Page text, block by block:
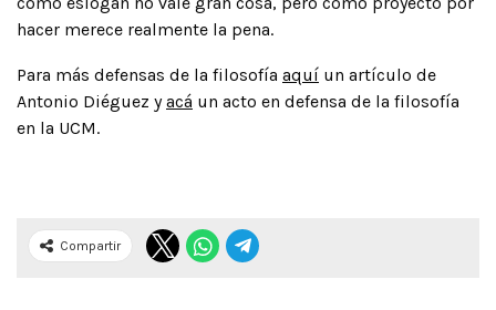
hacer merece realmente la pena.
Para más defensas de la filosofía aquí un artículo de
Antonio Diéguez yacá un acto en defensa de la filosofía
en la UCM.
Compartir